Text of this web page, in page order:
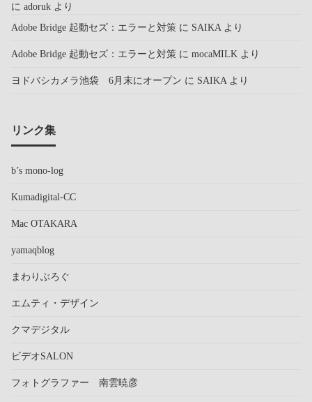
に adoruk より
Adobe Bridge 起動セズ：エラーと対策 に SAIKAより
Adobe Bridge 起動セズ：エラーと対策 に mocaMILK より
ヨドバシカメラ池袋 6月末にオープン に SAIKAより
リンク集
b’s mono-log
Kumadigital-CC
Mac OTAKARA
yamaqblog
まわりぶろぐ
エムティ・デザイン
クマデジタル
ビデオSALON
フォトグラファー 南雲暁彦